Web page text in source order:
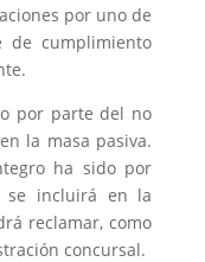
por uno de
de cumplimiento
por parte del no
la masa pasiva.
ha sido por
se incluirá en la
reclamar, como
concursal.